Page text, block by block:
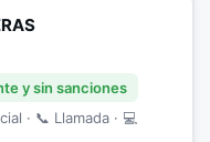
y sin sanciones
· 📞 Llamada · 💻